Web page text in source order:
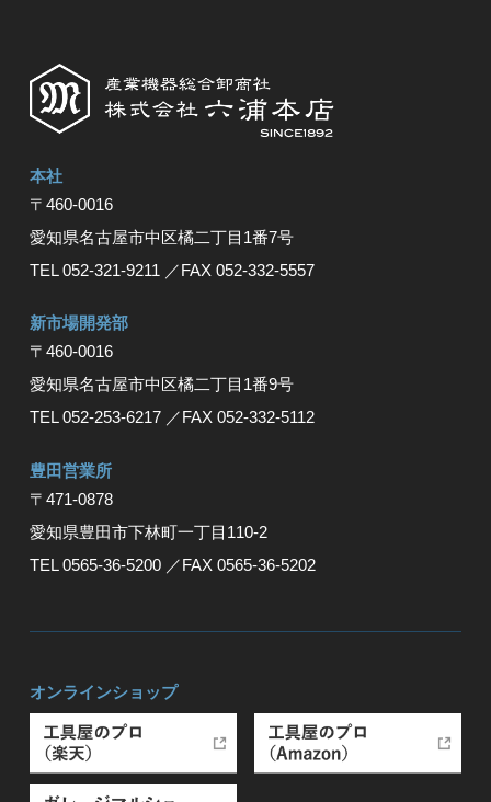
本社
〒460-0016
愛知県名古屋市中区橘⼆丁⽬1番7号
TEL 052-321-9211 ／FAX 052-332-5557
新市場開発部
〒460-0016
愛知県名古屋市中区橘二丁目1番9号
TEL 052-253-6217 ／FAX 052-332-5112
豊⽥営業所
〒471-0878
愛知県豊⽥市下林町⼀丁⽬110-2
TEL 0565-36-5200 ／FAX 0565-36-5202
オンラインショップ